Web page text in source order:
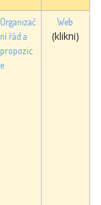
Organizač
ní řád a
propozic
e
Web
(klikni)